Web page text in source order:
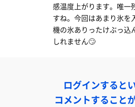
感温度上がります。唯一
すね。今回はあまり氷を
機の氷ありったけぶっ込
しれません🙄
ログインすると
コメントすること